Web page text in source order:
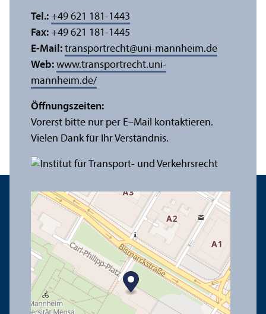
Tel.: +49 621 181-1443
Fax: +49 621 181-1445
E-Mail: transportrecht@uni-mannheim.de
Web: www.trans­portrecht.uni-
mannheim.de/
Öffnungs­zeiten:
Vorerst bitte nur per E–Mail kontaktieren.
Vielen Dank für Ihr Verständnis.